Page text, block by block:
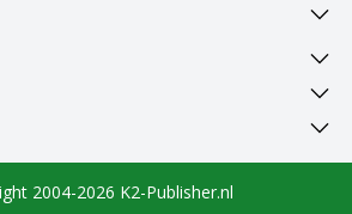
2004-2026 K2-Publisher.nl